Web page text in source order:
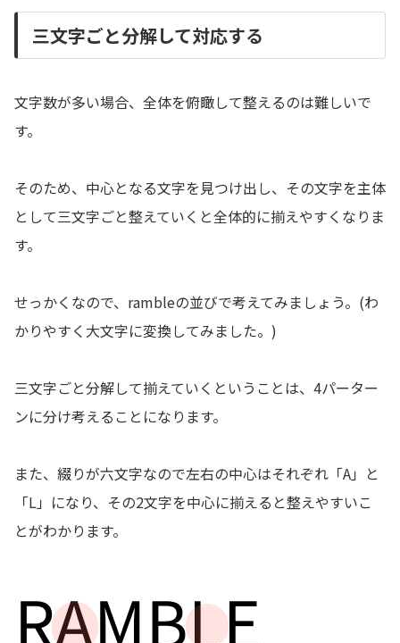
三文字ごと分解して対応する
文字数が多い場合、全体を俯瞰して整えるのは難しいで
す。
そのため、中心となる文字を見つけ出し、その文字を主体
として三文字ごと整えていくと全体的に揃えやすくなりま
す。
せっかくなので、rambleの並びで考えてみましょう。(わ
かりやすく大文字に変換してみました。)
三文字ごと分解して揃えていくということは、4パーター
ンに分け考えることになります。
また、綴りが六文字なので左右の中心はそれぞれ「A」と
「L」になり、その2文字を中心に揃えると整えやすいこ
とがわかります。